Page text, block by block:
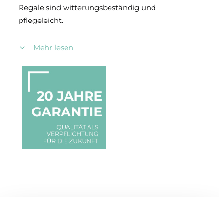
Regale sind witterungsbeständig und
pflegeleicht.
Dank verschiedener Stilrichtungen, Größen und
steinau individuell an Ihre Wünsche und den
ganz persönliche Aufbewahrungslösung –
funktional, modern und hochwertig verarbeitet.
Setzen Sie auf langlebige Qualität und gestalten
Sie Ihr Kaminholzregal ganz nach Ihren
Mehr lesen